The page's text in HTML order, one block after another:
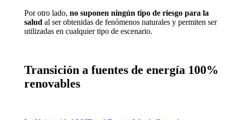
Por otro lado, no suponen ningún tipo de riesgo para la
salud al ser obtenidas de fenómenos naturales y permiten ser
utilizadas en cualquier tipo de escenario.
Transición a fuentes de energía 100%
renovables